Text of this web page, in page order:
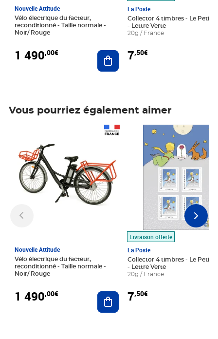
Nouvelle Attitude
Vélo électrique du facteur,
reconditionné - Taille normale -
Noir/ Rouge
1 490,00€ Ajouter au panier
La Poste
Collector 4 timbres - Le Petit
- Lettre Verte
20g / France
7,50€
Vous pourriez également aimer
Nouvelle Attitude
Vélo électrique du facteur,
reconditionné - Taille normale -
Noir/ Rouge
1 490,00€ Ajouter au panier
Livraison offerte
La Poste
Collector 4 timbres - Le Petit
- Lettre Verte
20g / France
7,50€
Prix 7,50€